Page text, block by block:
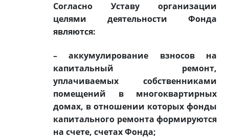
Согласно Уставу организации
целями деятельности Фонда
являются:
– аккумулирование взносов на
капитальный ремонт,
уплачиваемых собственниками
помещений в многоквартирных
домах, в отношении которых фонды
капитального ремонта формируются
на счете, счетах Фонда;